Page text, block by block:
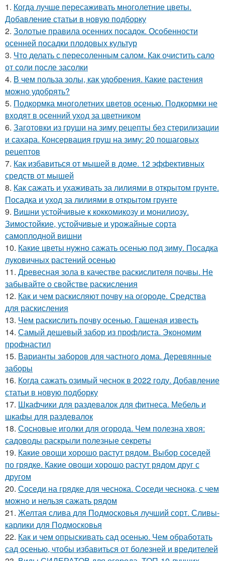
1. Когда лучше пересаживать многолетние цветы.
Добавление статьи в новую подборку
2. Золотые правила осенних посадок. Особенности
осенней посадки плодовых культур
3. Что делать с пересоленным салом. Как очистить сало
от соли после засолки
4. В чем польза золы, как удобрения. Какие растения
можно удобрять?
5. Подкормка многолетних цветов осенью. Подкормки не
входят в осенний уход за цветником
6. Заготовки из груши на зиму рецепты без стерилизации
и сахара. Консервация груш на зиму: 20 пошаговых
рецептов
7. Как избавиться от мышей в доме. 12 эффективных
средств от мышей
8. Как сажать и ухаживать за лилиями в открытом грунте.
Посадка и уход за лилиями в открытом грунте
9. Вишни устойчивые к коккомикозу и монилиозу.
Зимостойкие, устойчивые и урожайные сорта
самоплодной вишни
10. Какие цветы нужно сажать осенью под зиму. Посадка
луковичных растений осенью
11. Древесная зола в качестве раскислителя почвы. Не
забывайте о свойстве раскисления
12. Как и чем раскисляют почву на огороде. Средства
для раскисления
13. Чем раскислить почву осенью. Гашеная известь
14. Самый дешевый забор из профлиста. Экономим
профнастил
15. Варианты заборов для частного дома. Деревянные
заборы
16. Когда сажать озимый чеснок в 2022 году. Добавление
статьи в новую подборку
17. Шкафчики для раздевалок для фитнеса. Мебель и
шкафы для раздевалок
18. Сосновые иголки для огорода. Чем полезна хвоя:
садоводы раскрыли полезные секреты
19. Какие овощи хорошо растут рядом. Выбор соседей
по грядке. Какие овощи хорошо растут рядом друг с
другом
20. Соседи на грядке для чеснока. Соседи чеснока, с чем
можно и нельзя сажать рядом
21. Желтая слива для Подмосковья лучший сорт. Сливы-
карлики для Подмосковья
22. Как и чем опрыскивать сад осенью. Чем обработать
сад осенью, чтобы избавиться от болезней и вредителей